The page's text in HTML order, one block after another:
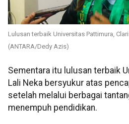
Lulusan terbaik Universitas Pattimura,
(ANTARA/Dedy Azis)
Sementara itu lulusan terbaik
Lali Neka bersyukur atas
setelah melalui berbagai
menempuh pendidikan.